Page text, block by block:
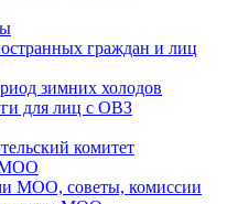
граждан и лиц
зимних холодов
для лиц с ОВЗ
комитет
МОО
МОО, советы, комиссии